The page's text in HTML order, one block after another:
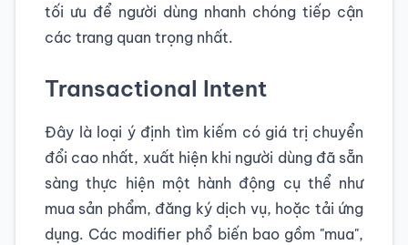
tối ưu để người dùng nhanh chóng tiếp cận
các trang quan trọng nhất.
Transactional Intent
Đây là loại ý định tìm kiếm có giá trị chuyển
đổi cao nhất, xuất hiện khi người dùng đã sẵn
sàng thực hiện một hành động cụ thể như
mua sản phẩm, đăng ký dịch vụ, hoặc tải ứng
dụng. Các modifier phổ biến bao gồm "mua",